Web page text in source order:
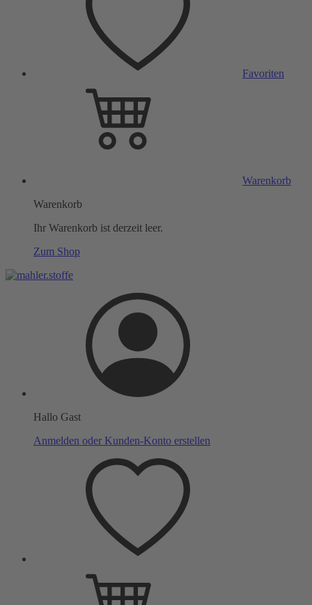
Favoriten
Warenkorb
Warenkorb
Ihr Warenkorb ist derzeit leer.
Zum Shop
Hallo Gast
Anmelden oder Kunden-Konto erstellen